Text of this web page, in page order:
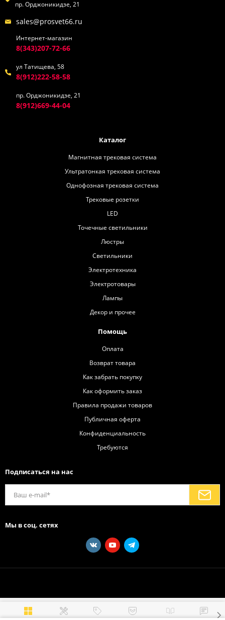
пр. Орджоникидзе, 21
sales@prosvet66.ru
Интернет-магазин
8(343)207-72-66
ул Татищева, 58
8(912)222-58-58
пр. Орджоникидзе, 21
8(912)669-44-04
Каталог
Магнитная трековая система
Ультратонкая трековая система
Однофозная трековая система
Трековые розетки
LED
Точечные светильники
Люстры
Светильники
Электротехника
Электротовары
Лампы
Декор и прочее
Помощь
Оплата
Возврат товара
Как забрать покупку
Как оформить заказ
Правила продажи товаров
Публичная оферта
Конфиденциальность
Требуются
Подписаться на нас
Мы в соц. сетях